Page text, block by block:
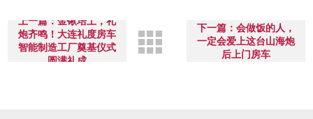
上一篇：金锹培土，礼
炮齐鸣！大连礼度房车
智能制造工厂奠基仪式
圆满礼成
下一篇：会做饭的人，
一定会爱上这台山海炮
后上门房车